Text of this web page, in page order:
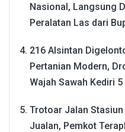
Nasional, Langsung
Peralatan Las dari
216 Alsintan
Pertanian Modern,
Wajah Sawah Kediri
Trotoar Jalan
Jualan, Pemkot